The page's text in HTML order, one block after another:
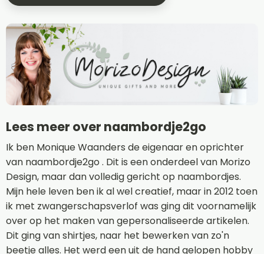
Lees meer over naambordje2go
Ik ben Monique Waanders de eigenaar en oprichter
van naambordje2go . Dit is een onderdeel van Morizo
Design, maar dan volledig gericht op naambordjes.
Mijn hele leven ben ik al wel creatief, maar in 2012 toen
ik met zwangerschapsverlof was ging dit voornamelijk
over op het maken van gepersonaliseerde artikelen.
Dit ging van shirtjes, naar het bewerken van zo'n
beetje alles. Het werd een uit de hand gelopen hobby